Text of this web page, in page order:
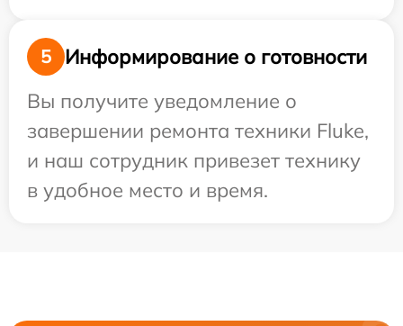
5
Информирование о готовности
Вы получите уведомление о
завершении ремонта техники Fluke,
и наш сотрудник привезет технику
в удобное место и время.